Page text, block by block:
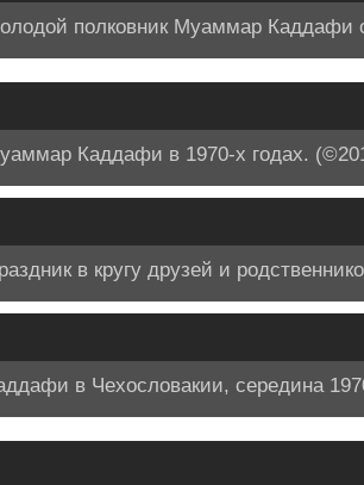
полковник Муаммар Каддафи
Каддафи в 1970-х годах.
в кругу друзей и
в Чехословакии, середина